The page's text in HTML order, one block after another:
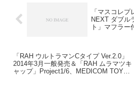
「マスコレ
NEXT ダブル
ト」マフラー
「RAH ウルトラマンCタイプ Ver.2.0」
2014年3月一般発売＆「RAH ムラマツキ
ャップ」Project1/6、MEDICOM TOYプ